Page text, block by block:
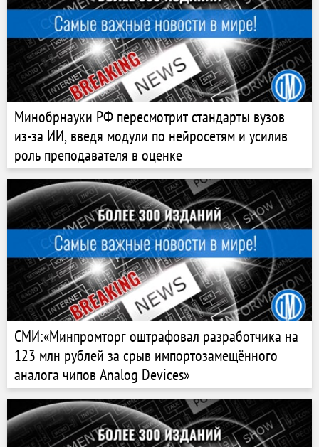
Минобрнауки РФ пересмотрит стандарты вузов
из-за ИИ, введя модули по нейросетям и усилив
роль преподавателя в оценке
СМИ:«Минпромторг оштрафовал разработчика на
123 млн рублей за срыв импортозамещённого
аналога чипов Analog Devices»